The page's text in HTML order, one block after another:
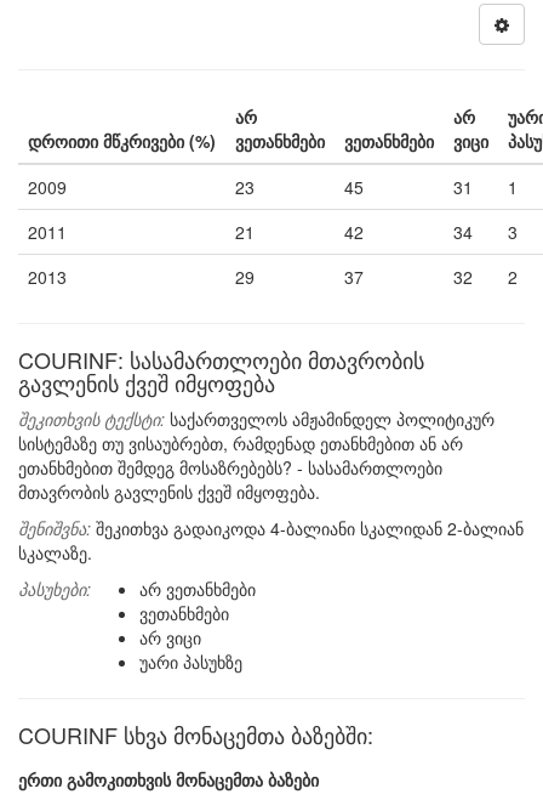
დროითი მწკრივები (%)
არ
ვეთანხმები
ვეთანხმები
არ
ვიცი
2009
23 45 31
1
2011
21 42 34
3
2013
29 37 32 2
COURINF: სასამართლოები მთავრობის
გავლენის ქვეშ იმყოფება
შეკითხვის ტექსტი: საქართველოს ამჟამინდელ პოლიტიკურ
სისტემაზე თუ ვისაუბრებთ, რამდენად ეთანხმებით ან არ
ეთანხმებით შემდეგ მოსაზრებებს? - სასამართლოები
მთავრობის გავლენის ქვეშ იმყოფება.
შენიშვნა: შეკითხვა გადაიკოდა 4-ბალიანი სკალიდან 2-ბალიან
სკალაზე.
პასუხები:
არ ვეთანხმები
ვეთანხმები
არ ვიცი
უარი პასუხზე
COURINF სხვა მონაცემთა ბაზებში:
ერთი გამოკითხვის მონაცემთა ბაზები